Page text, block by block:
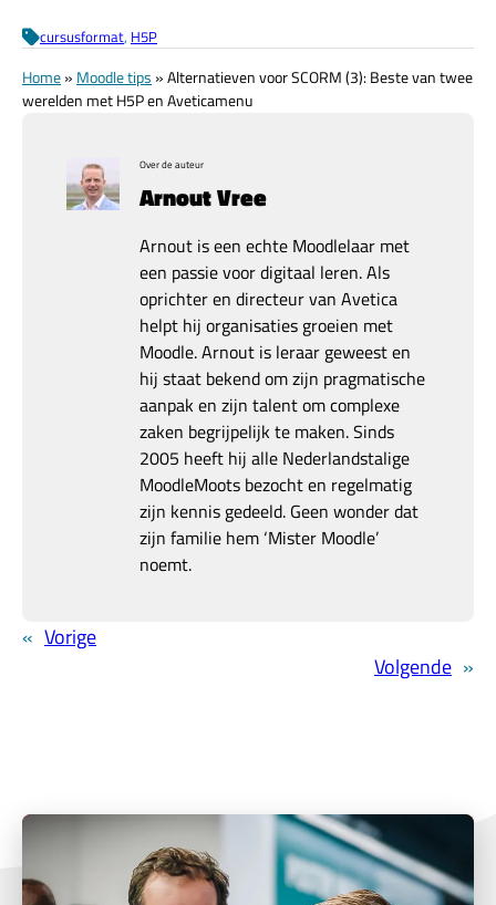
cursusformat, H5P
Home» Moodle tips »Alternatieven voor SCORM (3): Beste van twee
werelden met H5P en Aveticamenu
Over de auteur
Arnout Vree
Arnout is een echte Moodlelaar met
een passie voor digitaal leren. Als
oprichter en directeur van Avetica
helpt hij organisaties groeien met
Moodle. Arnout is leraar geweest en
hij staat bekend om zijn pragmatische
aanpak en zijn talent om complexe
zaken begrijpelijk te maken. Sinds
2005 heeft hij alle Nederlandstalige
MoodleMoots bezocht en regelmatig
zijn kennis gedeeld. Geen wonder dat
zijn familie hem ‘Mister Moodle’
noemt.
« Vorige
Volgende »